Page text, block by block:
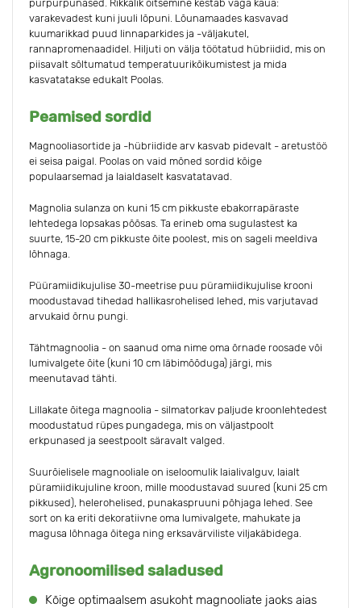
purpurpunased. Rikkalik õitsemine kestab väga kaua:
varakevadest kuni juuli lõpuni. Lõunamaades kasvavad
kuumarikkad puud linnaparkides ja -väljakutel,
rannapromenaadidel. Hiljuti on välja töötatud hübriidid, mis on
piisavalt sõltumatud temperatuurikõikumistest ja mida
kasvatatakse edukalt Poolas.
Peamised sordid
Magnooliasortide ja -hübriidide arv kasvab pidevalt - aretustöö
ei seisa paigal. Poolas on vaid mõned sordid kõige
populaarsemad ja laialdaselt kasvatatavad.
Magnolia sulanza on kuni 15 cm pikkuste ebakorrapäraste
lehtedega lopsakas põõsas. Ta erineb oma sugulastest ka
suurte, 15-20 cm pikkuste õite poolest, mis on sageli meeldiva
lõhnaga.
Püüramiidikujulise 30-meetrise puu püramiidikujulise krooni
moodustavad tihedad hallikasrohelised lehed, mis varjutavad
arvukaid õrnu pungi.
Tähtmagnoolia - on saanud oma nime oma õrnade roosade või
lumivalgete õite (kuni 10 cm läbimõõduga) järgi, mis
meenutavad tähti.
Lillakate õitega magnoolia - silmatorkav paljude kroonlehtedest
moodustatud rüpes pungadega, mis on väljastpoolt
erkpunased ja seestpoolt säravalt valged.
Suurõielisele magnooliale on iseloomulik laialivalguv, laialt
püramiidikujuline kroon, mille moodustavad suured (kuni 25 cm
pikkused), helerohelised, punakaspruuni põhjaga lehed. See
sort on ka eriti dekoratiivne oma lumivalgete, mahukate ja
magusa lõhnaga õitega ning erksavärviliste viljakäbidega.
Agronoomilised saladused
Kõige optimaalsem asukoht magnooliate jaoks aias